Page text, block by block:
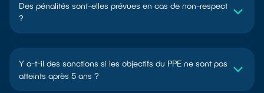
Des pénalités sont-elles prévues en cas de non-respect
?
Y a-t-il des sanctions si les objectifs du PPE ne sont pas
atteints après 5 ans ?